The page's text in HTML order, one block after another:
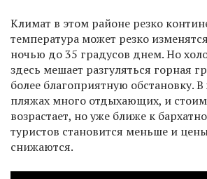
Климат в этом районе резко
температура может резко
ночью до 35 градусов днем. Но
здесь мешает разгуляться горная
более благоприятную обстановку.
пляжах много отдыхающих, и
возрастает, но уже ближе к
туристов становится меньше и
снижаются.